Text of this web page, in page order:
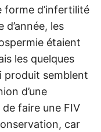
forme d’infertilité
les
étaient
les quelques
produit semblent
d’une
faire une FIV
car